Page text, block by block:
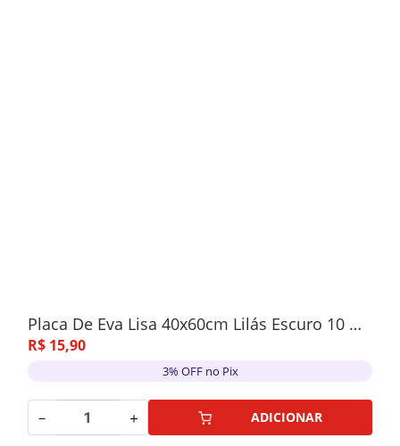
Placa De Eva Lisa 40x60cm Lilás Escuro 10 Unidades
R$ 15,90
3% OFF no Pix
－ ＋ ADICIONAR